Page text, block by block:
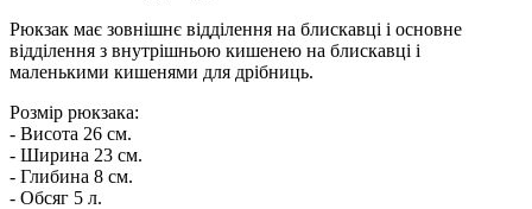
Рюкзак має зовнішнє відділення на блискавці і основне
відділення з внутрішньою кишенею на блискавці і
маленькими кишенями для дрібниць.
Розмір рюкзака:
- Висота 26 см.
- Ширина 23 см.
- Глибина 8 см.
- Обсяг 5 л.